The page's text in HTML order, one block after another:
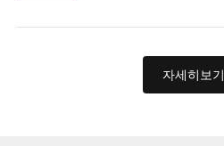
자세히보기